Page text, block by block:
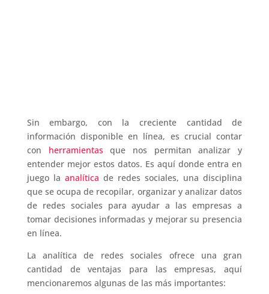
Sin embargo, con la creciente cantidad de
información disponible en línea, es crucial contar
con herramientasque nos permitan analizar y
entender mejor estos datos. Es aquí donde entra en
juego la analítica de redes sociales, una disciplina
que se ocupa de recopilar, organizar y analizar datos
de redes sociales para ayudar a las empresas a
tomar decisiones informadas y mejorar su presencia
en línea.
La analítica de redes sociales ofrece una gran
cantidad de ventajas para las empresas, aquí
mencionaremos algunas de las más importantes: